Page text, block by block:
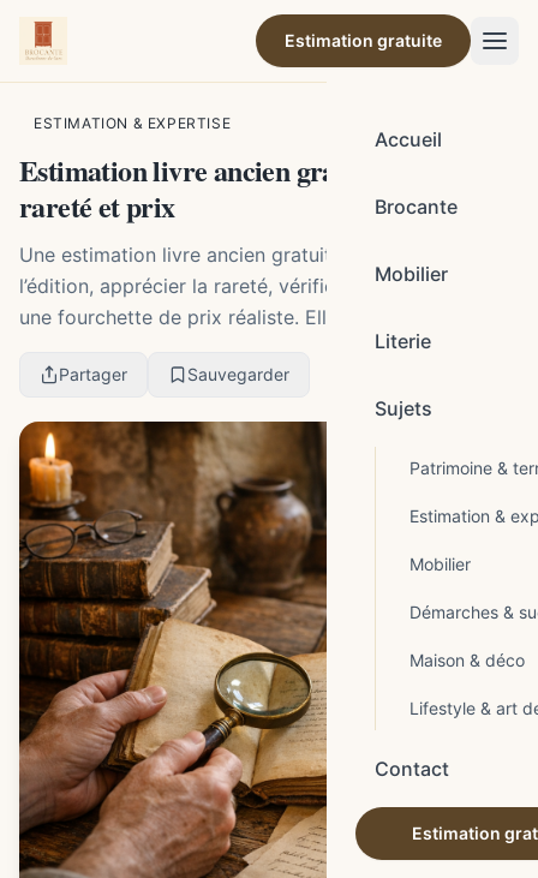
Estimation gratuite
Accueil
Brocante
Mobilier
Literie
Sujets
Patrimoine &
Estimation &
Mobilier
Démarches &
Maison & déco
Lifestyle & art
Contact
Estimation
ESTIMATION & EXPERTISE
Estimation livre ancien gratuite : valeur,
rareté et prix
Une estimation livre ancien gratuite sert à identifier
l’édition, apprécier la rareté, vérifier l’état et proposer
une fourchette de prix réaliste. Elle est fiable si vous
Partager Sauvegarder